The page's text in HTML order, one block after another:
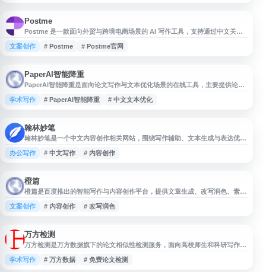
Postme
Postme 是一款面向外贸与跨境电商场景的 AI 写作工具，支持通过中文关键
词快速生成英文营销文案。平台可用于开发信、外贸邮件、亚马逊 Listing、
Facebook 广告、Twitter 帖子、Instagram 标题、TikTok 视频脚本及独立站
文案创作 # Postme # Postme官网
PaperAI智能降重
PaperAI智能降重是面向论文写作与文本优化场景的在线工具，主要提供论文
降重、语句改写和内容润色等辅助功能，帮助用户对重复率较高的文本进行表
达调整。网站适用于毕业论文、学术文章及各类中文文本的查重后修改参考，
学术写作 # PaperAI智能降重 # 中文文本优化
翰林妙笔
翰林妙笔是一个中文内容创作相关网站，围绕写作辅助、文本生成与表达优化
等需求提供信息与工具入口。网站适合关注文案写作、学习写作、办公写作及
内容创作者参考使用，可作为中文写作资源与效率工具的导航收录项。
办公写作 # 中文写作 # 内容创作
橙篇
橙篇是百度推出的智能写作与内容创作平台，提供文章生成、改写润色、素材
整理等能力，适用于文案写作、内容编辑和日常创作场景，帮助用户更高效地
完成文本生产与表达优化。
文案创作 # 内容创作 # 改写润色
万方检测
万方检测是万方数据旗下的论文相似性检测服务，面向高校师生和科研写作
者，提供论文查重、抄袭检测与学术不端甄别等功能。系统支持毕业论文、学
术论文等文本比对，帮助用户了解内容重复情况，提升论文规范性与原创性。
学术写作 # 万方数据 # 免费论文检测